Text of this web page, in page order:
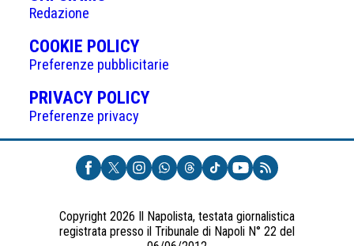
Redazione
COOKIE POLICY(APRE
IN
UNA
NUOVA
Preferenze pubblicitarie
PRIVACY POLICY(APRE
UNA
NUOVA
SCHEDA)
Preferenze privacy
Copyright 2026 Il Napolista, testata giornalistica
registrata presso il Tribunale di Napoli N° 22 del